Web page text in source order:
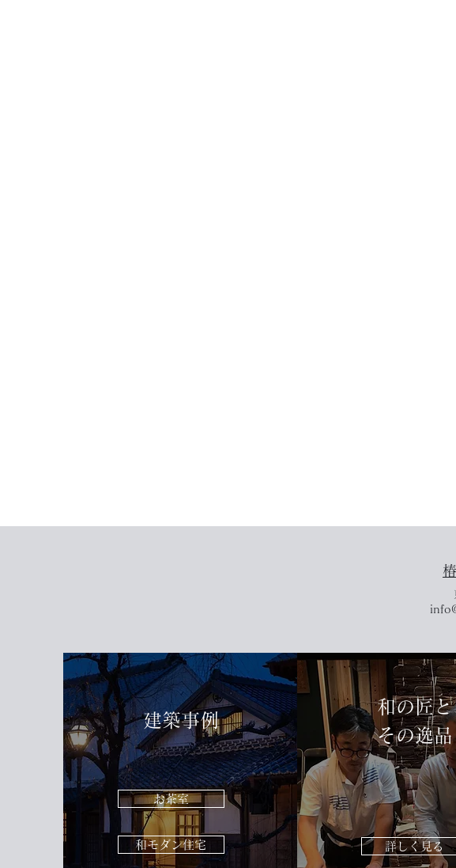
建築事例
お茶室
和モダン住宅
和の匠と
​その逸品
詳しく見る